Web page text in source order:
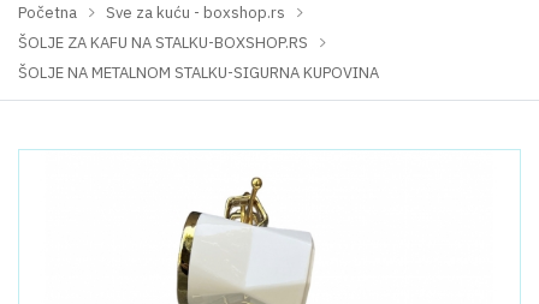
Početna
Sve za kuću - boxshop.rs
ŠOLJE ZA KAFU NA STALKU-BOXSHOP.RS
ŠOLJE NA METALNOM STALKU-SIGURNA KUPOVINA